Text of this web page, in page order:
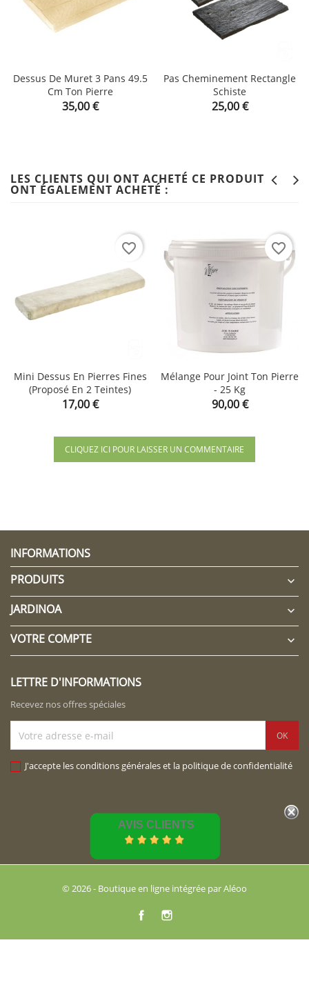
Dessus De Muret 3 Pans 49.5
Cm Ton Pierre
Prix
35,00 €
Pas Cheminement Rectangle
Schiste
Prix
25,00 €
LES CLIENTS QUI ONT ACHETÉ CE PRODUIT
ONT ÉGALEMENT ACHETÉ :
Mini Dessus En Pierres Fines
(proposé En 2 Teintes)
Prix
17,00 €
favorite_border
Mélange Pour Joint Ton Pierre
- 25 Kg
Prix
90,00 €
favorite_border
CLIQUEZ ICI POUR LAISSER UN COMMENTAIRE
INFORMATIONS
PRODUITS

JARDINOA 
VOTRE COMPTE 
LETTRE D'INFORMATIONS
Recevez nos offres spéciales
J'accepte les conditions générales et la politique de confidentialité
AVIS CLIENTS
© 2026 - Boutique en ligne intégrée par Aléoo
Facebook